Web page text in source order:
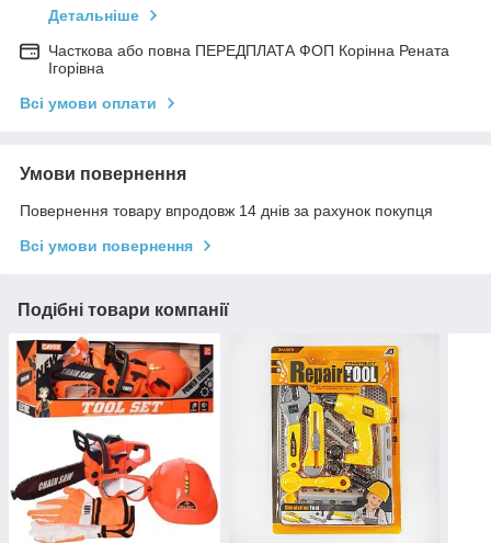
Детальніше
Часткова або повна ПЕРЕДПЛАТА ФОП Корінна Рената
Ігорівна
Всі умови оплати
Умови повернення
Повернення товару впродовж 14 днів за рахунок покупця
Всі умови повернення
Подібні товари компанії